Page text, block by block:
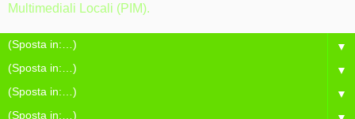
Multimediali Locali (PIM).
▼
▼
▼